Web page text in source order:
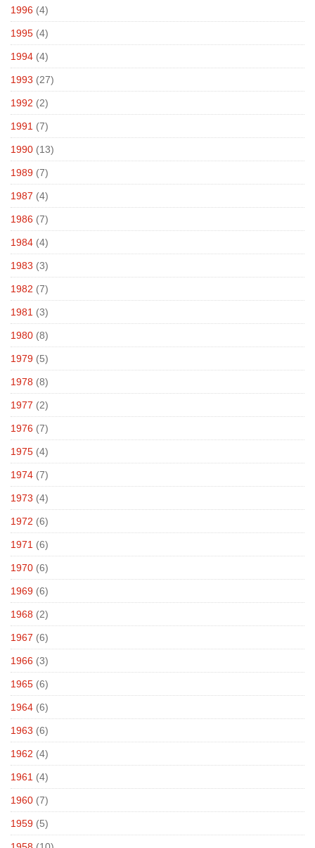
1996 (4)
1995 (4)
1994 (4)
1993 (27)
1992 (2)
1991 (7)
1990 (13)
1989 (7)
1987 (4)
1986 (7)
1984 (4)
1983 (3)
1982 (7)
1981 (3)
1980 (8)
1979 (5)
1978 (8)
1977 (2)
1976 (7)
1975 (4)
1974 (7)
1973 (4)
1972 (6)
1971 (6)
1970 (6)
1969 (6)
1968 (2)
1967 (6)
1966 (3)
1965 (6)
1964 (6)
1963 (6)
1962 (4)
1961 (4)
1960 (7)
1959 (5)